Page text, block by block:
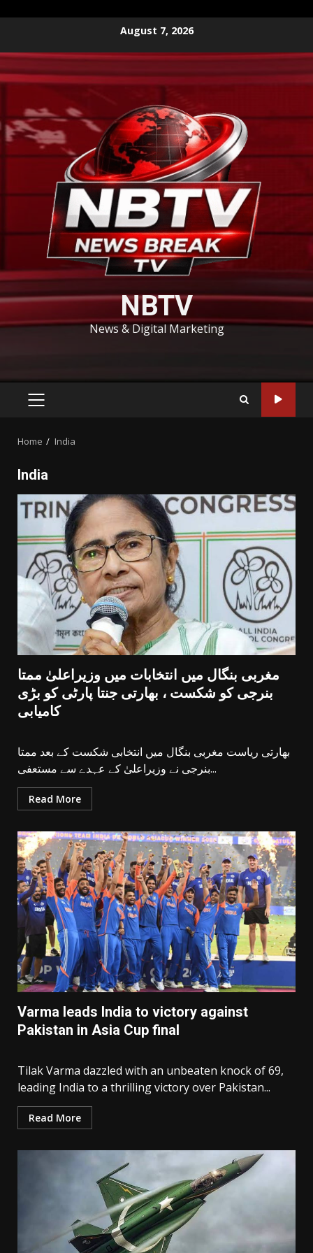
content
August 7, 2026
NBTV
News & Digital Marketing
PRIMARY
Home India
India
مغربی بنگال میں انتخابات میں وزیراعلیٰ ممتا
بنرجی کو شکست ، بھارتی جنتا پارٹی کو بڑی
کامیابی
بھارتی ریاست مغربی بنگال میں انتخابی شکست کے بعد ممتا
بنرجی نے وزیراعلیٰ کے عہدے سے مستعفی...
Read More
Varma leads India to victory against
Pakistan in Asia Cup final
Tilak Varma dazzled with an unbeaten knock of 69,
leading India to a thrilling victory over Pakistan...
Read More